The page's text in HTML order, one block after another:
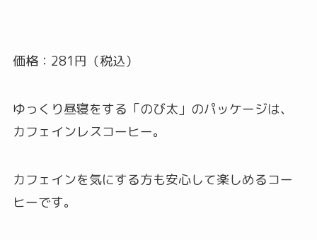
価格：281円（税込）
ゆっくり昼寝をする「のび太」のパッケージは、
カフェインレスコーヒー。
カフェインを気にする方も安心して楽しめるコー
ヒーです。